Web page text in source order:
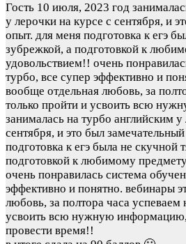
Гость 10 июля, 2023 год
у лерочки на курсе с сентября, и
опыт. для меня подготовка к егэ
зубрежкой, а подготовкой к
удовольствием!! очень
турбо, все супер эффективно и
вообще отдельная любовь, за
только пройти и усвоить всю
занималась на турбо английским
сентября, и это был
подготовка к егэ была не скучной
подготовкой к любимому
очень понравилась система
эффективно и понятно. вебинары
любовь, за полтора часа успеваем
усвоить всю нужную
провести время!!